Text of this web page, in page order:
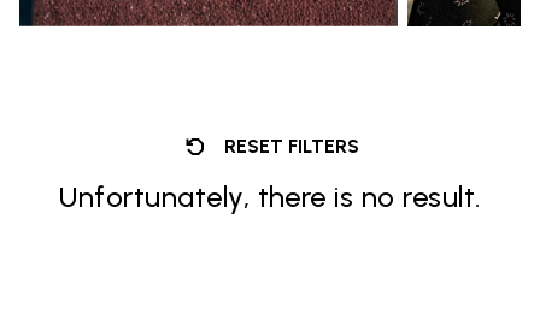
RESET FILTERS
Unfortunately, there is no result.